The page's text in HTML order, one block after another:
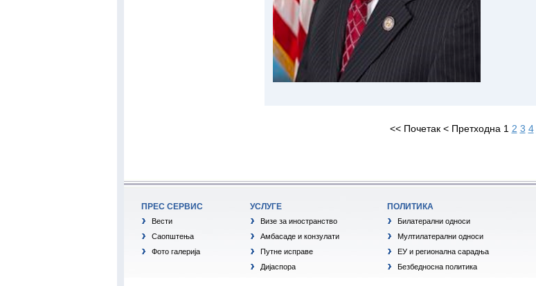
<< Почетак< Претходна 1 2 3 4
ПРЕС СЕРВИС
Вести
Саопштења
Фото галерија
УСЛУГЕ
Визе за иностранство
Амбасаде и конзулати
Путне исправе
Дијаспора
ПОЛИТИКА
Билатерални односи
Мултилатерални односи
ЕУ и регионална сарадња
Безбедносна политика